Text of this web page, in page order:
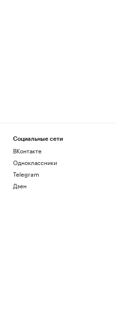
Социальные сети
ВКонтакте
Одноклассники
Telegram
Дзен